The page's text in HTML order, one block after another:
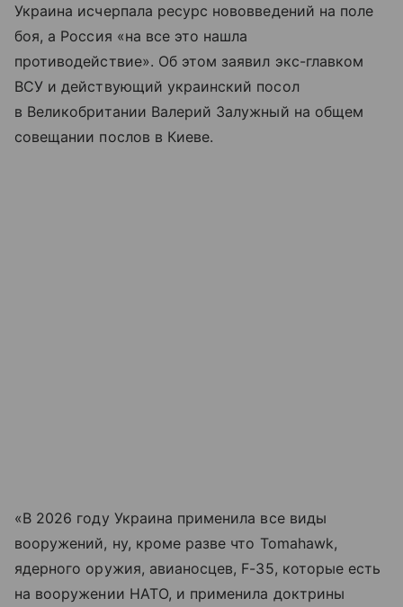
Украина исчерпала ресурс нововведений на поле
боя, а Россия «на все это нашла
противодействие». Об этом заявил экс-главком
ВСУ и действующий украинский посол
в Великобритании Валерий Залужный на общем
совещании послов в Киеве.
«В 2026 году Украина применила все виды
вооружений, ну, кроме разве что Tomahawk,
ядерного оружия, авианосцев, F-35, которые есть
на вооружении НАТО, и применила доктрины